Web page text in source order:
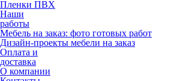
Пленки ПВХ
Наши
работы
Мебель на заказ: фото готовых работ
Дизайн-проекты мебели на заказ
Оплата и
доставка
О компании